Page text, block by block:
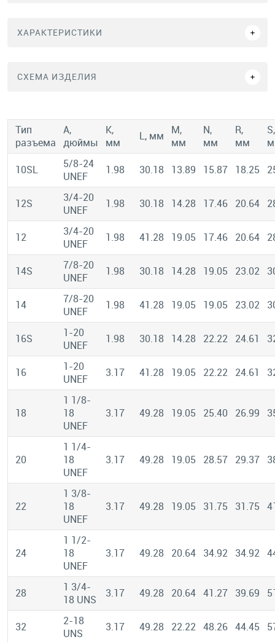
ХАРАКТЕРИСТИКИ
СХЕМА ИЗДЕЛИЯ
Тип
разъема
A,
дюймы
К,
мм
L, мм
М,
мм
N,
мм
R,
мм
S,
10SL
5/8-24
UNEF
1.98 30.18 13.89 15.87 18.25
12S
3/4-20
UNEF
1.98 30.18 14.28 17.46 20.64
12
3/4-20
UNEF
1.98 41.28 19.05 17.46 20.64
14S
7/8-20
UNEF
1.98 30.18 14.28 19.05 23.02
14
7/8-20
UNEF
1.98 41.28 19.05 19.05 23.02
16S
1-20
UNEF
1.98 30.18 14.28 22.22 24.61
16
1-20
UNEF
3.17 41.28 19.05 22.22 24.61
18
1 1/8-
18
UNEF
3.17 49.28 19.05 25.40 26.99
20
1 1/4-
18
UNEF
3.17 49.28 19.05 28.57 29.37
22
1 3/8-
18
UNEF
3.17 49.28 19.05 31.75 31.75
24
1 1/2-
18
UNEF
3.17 49.28 20.64 34.92 34.92
28
1 3/4-
18 UNS
3.17 49.28 20.64 41.27 39.69
32
2-18
UNS
3.17 49.28 22.22 48.26 44.45